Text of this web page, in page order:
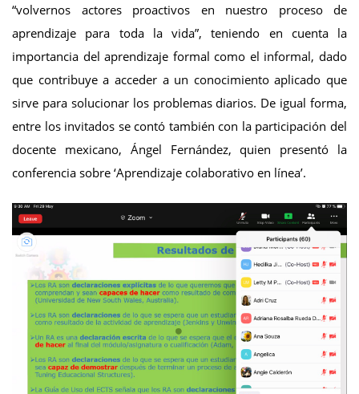
“volvernos actores proactivos en nuestro proceso de
aprendizaje para toda la vida”, teniendo en cuenta la
importancia del aprendizaje formal como el informal, dado
que contribuye a acceder a un conocimiento aplicado que
sirve para solucionar los problemas diarios. De igual forma,
entre los invitados se contó también con la participación del
docente mexicano, Ángel Fernández, quien presentó la
conferencia sobre ‘Aprendizaje colaborativo en línea’.